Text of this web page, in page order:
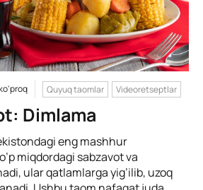
Quyuq taomlar Videoretseptlar
Dimlama
eng mashhur
miqdordagi sabzavot va
ular qatlamlarga yig’ilib, uzoq